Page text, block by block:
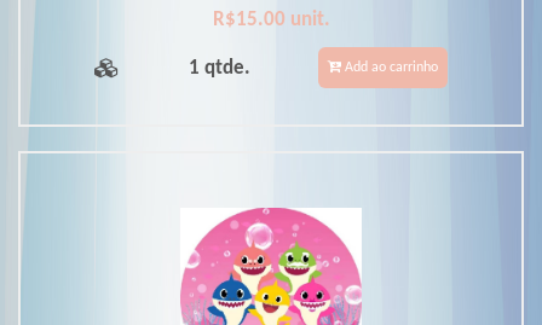
R$15.00 unit.
1 qtde. Add ao carrinho